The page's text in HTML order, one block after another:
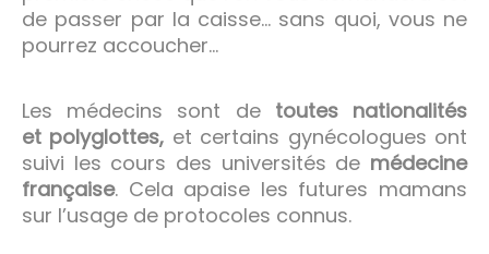
de passer par la caisse… sans quoi, vous ne
pourrez accoucher…
Les médecins sont de toutes nationalités
et polyglottes, et certains gynécologues ont
suivi les cours des universités de médecine
française. Cela apaise les futures mamans
sur l’usage de protocoles connus.